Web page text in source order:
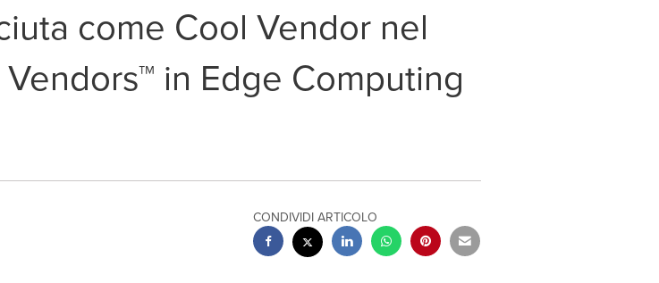
come Cool Vendor nel
in Edge Computing
CONDIVIDI ARTICOLO